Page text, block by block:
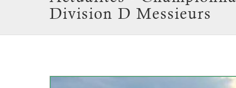
Division D Messieurs